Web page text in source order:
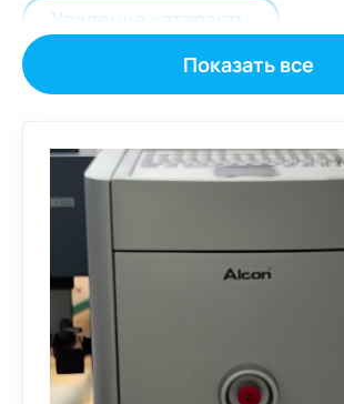
Удаление катаракты
Детская офтальмология
Лазерные операции
Реконструктивная хирургия
Факичные линзы
Диагностика зрения
Показать все